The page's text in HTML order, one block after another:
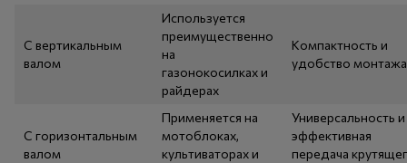
С вертикальным
валом
Используется
преимущественно
на
газонокосилках и
райдерах
Компактность и
удобство монтажа
С горизонтальным
валом
Применяется на
мотоблоках,
культиваторах и
Универсальность и
эффективная
передача